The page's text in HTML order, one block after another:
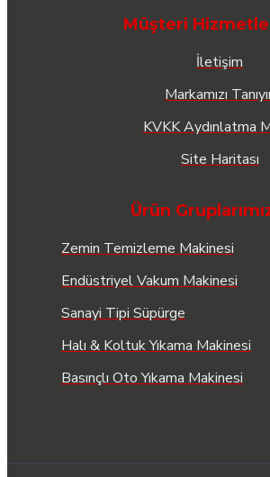
Müşteri
İletişim
Markamızı
KVKK Aydınlatma
Site Haritası
Ürün
Zemin Temizleme Makinesi
Endüstriyel Vakum Makinesi
Sanayi Tipi Süpürge
Halı & Koltuk Yıkama Makinesi
Basınçlı Oto Yıkama Makinesi